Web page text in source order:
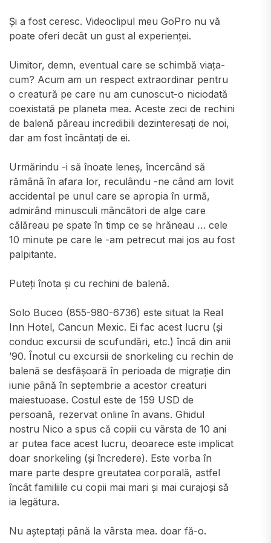
Și a fost ceresc. Videoclipul meu GoPro nu vă
poate oferi decât un gust al experienței.
Uimitor, demn, eventual care se schimbă viața-
cum? Acum am un respect extraordinar pentru
o creatură pe care nu am cunoscut-o niciodată
coexistată pe planeta mea. Aceste zeci de rechini
de balenă păreau incredibili dezinteresați de noi,
dar am fost încântați de ei.
Urmărindu -i să înoate leneș, încercând să
rămână în afara lor, reculându -ne când am lovit
accidental pe unul care se apropia în urmă,
admirând minusculi mâncători de alge care
călăreau pe spate în timp ce se hrăneau … cele
10 minute pe care le -am petrecut mai jos au fost
palpitante.
Puteți înota și cu rechini de balenă.
Solo Buceo (855-980-6736) este situat la Real
Inn Hotel, Cancun Mexic. Ei fac acest lucru (și
conduc excursii de scufundări, etc.) încă din anii
’90. Înotul cu excursii de snorkeling cu rechin de
balenă se desfășoară în perioada de migrație din
iunie până în septembrie a acestor creaturi
maiestuoase. Costul este de 159 USD de
persoană, rezervat online în avans. Ghidul
nostru Nico a spus că copiii cu vârsta de 10 ani
ar putea face acest lucru, deoarece este implicat
doar snorkeling (și încredere). Este vorba în
mare parte despre greutatea corporală, astfel
încât familiile cu copii mai mari și mai curajoși să
ia legătura.
Nu așteptați până la vârsta mea. doar fă-o.